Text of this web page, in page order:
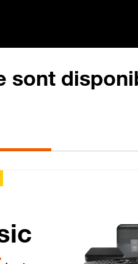
sont
Classic
pendant 12 mois puis 42,99 €